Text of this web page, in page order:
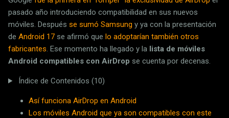
pasado año introduciendo compatibilidad en sus nuevos
móviles. Después se sumó Samsung y ya con la presentación
de Android 17 se afirmó que lo adoptarían también otros
fabricantes. Ese momento ha llegado y la lista de móviles
Android compatibles con AirDrop se cuenta por decenas.
Índice de Contenidos (10)
Así funciona AirDrop en Android
Los móviles Android que ya son compatibles con este